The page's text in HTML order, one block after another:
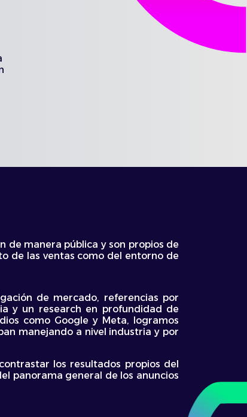
de manera pública y son propios de
de las ventas como del entorno de
de mercado, referencias por
y un research en profundidad de
como Google y Meta, logramos
manejando a nivel industria y por
los resultados propios del
panorama general de los anuncios